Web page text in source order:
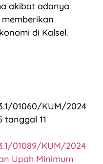
akibat adanya
di Kalsel.
01060/KUM/2024
11
01089/KUM/2024
Upah Minimum